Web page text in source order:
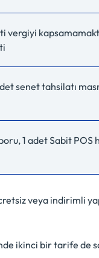
vergiyi
senet tahsilatı
1 adet Sabit POS
veya indirimli
ikinci bir tarife de